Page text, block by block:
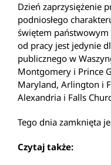
Dzień zaprzysiężenie
podniosłego
świętem
od pracy jest jedynie
publicznego w
Montgomery i Prince
Maryland, Arlington i
Alexandria i Falls
Tego dnia zamknięta
Czytaj także: